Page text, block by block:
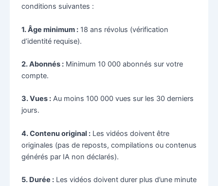
conditions suivantes :
1. Âge minimum :18 ans révolus (vérification
d’identité requise).
2. Abonnés :Minimum 10 000 abonnés sur votre
compte.
3. Vues :Au moins 100 000 vues sur les 30 derniers
jours.
4. Contenu original :Les vidéos doivent être
originales (pas de reposts, compilations ou contenus
générés par IA non déclarés).
5. Durée :Les vidéos doivent durer plus d’une minute